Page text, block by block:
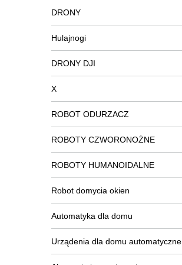
DRONY
Hulajnogi
DRONY DJI
X
ROBOT ODURZACZ
ROBOTY CZWORONOŻNE
ROBOTY HUMANOIDALNE
Robot domycia okien
Automatyka dla domu
Urządenia dla domu automatyczne